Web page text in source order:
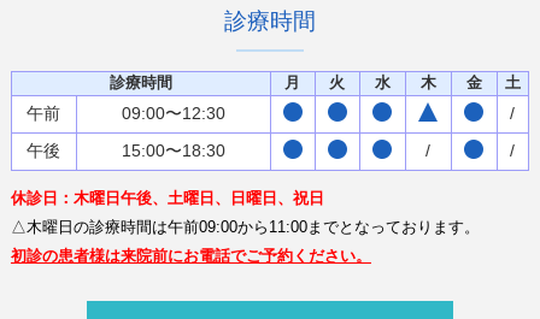
診療時間
診療時間 月 火 水 木 金 土
午前 09:00〜12:30
/
午後
15:00〜18:30 / /
休診日：木曜日午後、土曜日、日曜日、祝日
△木曜日の診療時間は午前09:00から11:00までとなっております。
初診の患者様は来院前にお電話でご予約ください。